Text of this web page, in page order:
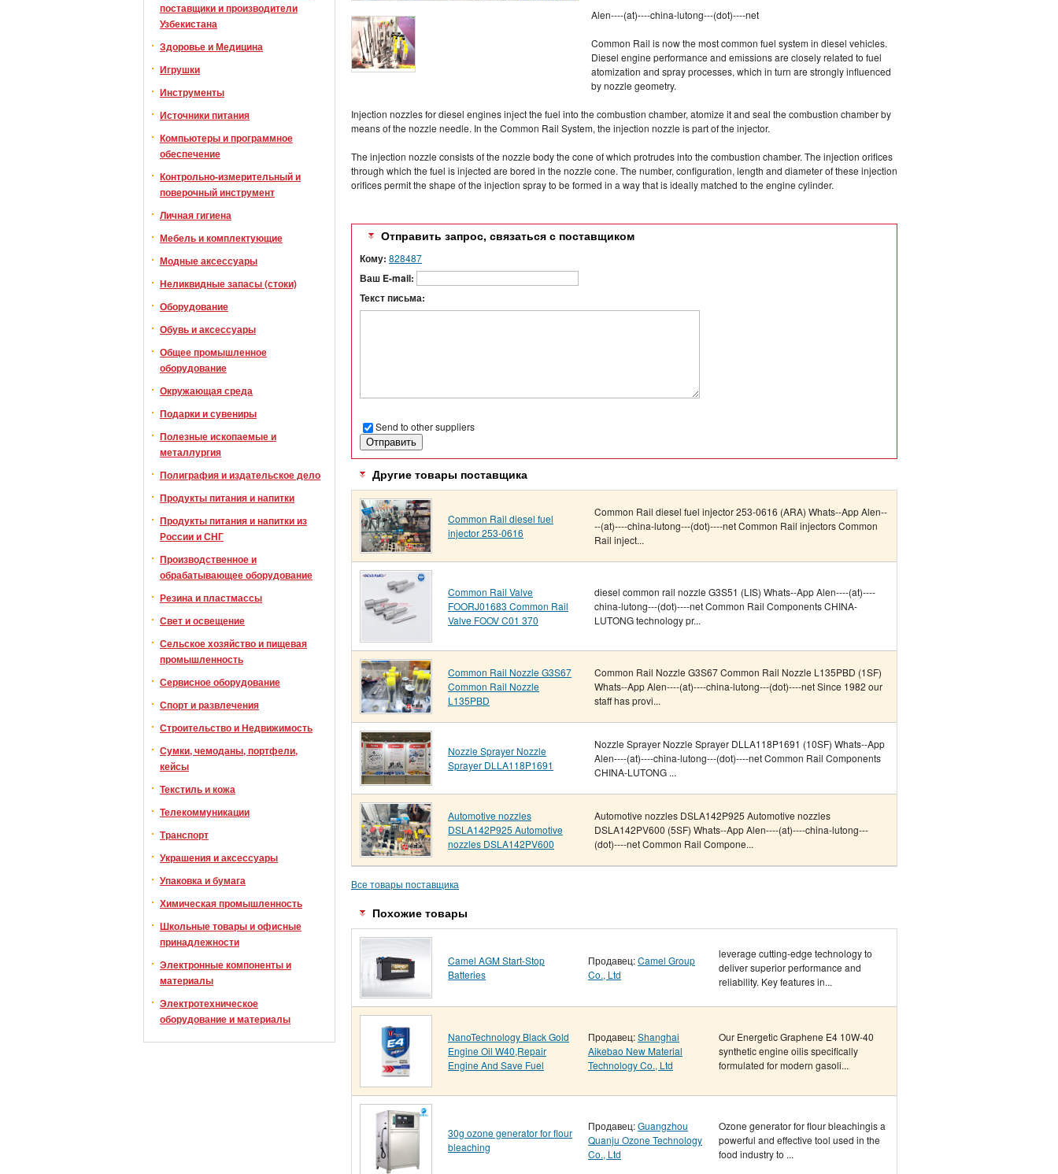
поставщики и производители
Узбекистана
Здоровье и Медицина
Игрушки
Инструменты
Источники питания
Компьютеры и программное
обеспечение
Контрольно-измерительный и
поверочный инструмент
Личная гигиена
Мебель и комплектующие
Модные аксессуары
Неликвидные запасы (стоки)
Оборудование
Обувь и аксессуары
Общее промышленное
оборудование
Окружающая среда
Подарки и сувениры
Полезные ископаемые и
металлургия
Полиграфия и издательское дело
Продукты питания и напитки
Продукты питания и напитки из
России и СНГ
Производственное и
обрабатывающее оборудование
Резина и пластмассы
Свет и освещение
Сельское хозяйство и пищевая
промышленность
Сервисное оборудование
Спорт и развлечения
Строительство и Недвижимость
Сумки, чемоданы, портфели,
кейсы
Текстиль и кожа
Телекоммуникации
Транспорт
Украшения и аксессуары
Упаковка и бумага
Химическая промышленность
Школьные товары и офисные
принадлежности
Электронные компоненты и
материалы
Электротехническое
оборудование и материалы
Alen----(at)----china-lutong---(dot)----net
Common Rail is now the most common fuel system in diesel vehicles.
Diesel engine performance and emissions are closely related to fuel
atomization and spray processes, which in turn are strongly influenced
by nozzle geometry.
Injection nozzles for diesel engines inject the fuel into the combustion chamber, atomize it and seal the combustion chamber by
means of the nozzle needle. In the Common Rail System, the injection nozzle is part of the injector.
The injection nozzle consists of the nozzle body the cone of which protrudes into the combustion chamber. The injection orifices
through which the fuel is injected are bored in the nozzle cone. The number, configuration, length and diameter of these injection
orifices permit the shape of the injection spray to be formed in a way that is ideally matched to the engine cylinder.
Отправить запрос, связаться с поставщиком
Кому: 828487
Ваш E-mail:
Текст письма:
Send to other suppliers
Другие товары поставщика
Common Rail diesel fuel
injector 253-0616
Common Rail diesel fuel injector 253-0616 (ARA) Whats--App Alen--
--(at)----china-lutong---(dot)----net Common Rail injectors Common
Rail inject...
Common Rail Valve
FOORJ01683 Common Rail
Valve FOOV C01 370
diesel common rail nozzle G3S51 (LIS) Whats--App Alen----(at)----
china-lutong---(dot)----net Common Rail Components CHINA-
LUTONG technology pr...
Common Rail Nozzle G3S67
Common Rail Nozzle
L135PBD
Common Rail Nozzle G3S67 Common Rail Nozzle L135PBD (1SF)
Whats--App Alen----(at)----china-lutong---(dot)----net Since 1982 our
staff has provi...
Nozzle Sprayer Nozzle
Sprayer DLLA118P1691
Nozzle Sprayer Nozzle Sprayer DLLA118P1691 (10SF) Whats--App
Alen----(at)----china-lutong---(dot)----net Common Rail Components
CHINA-LUTONG ...
Automotive nozzles
DSLA142P925 Automotive
nozzles DSLA142PV600
Automotive nozzles DSLA142P925 Automotive nozzles
DSLA142PV600 (5SF) Whats--App Alen----(at)----china-lutong---
(dot)----net Common Rail Compone...
Все товары поставщика
Похожие товары
Camel AGM Start-Stop
Batteries
Продавец:Camel Group
Co., Ltd
leverage cutting-edge technology to
deliver superior performance and
reliability. Key features in...
NanoTechnology Black Gold
Engine Oil W40,Repair
Engine And Save Fuel
Продавец:Shanghai
Aikebao New Material
Technology Co., Ltd
Our Energetic Graphene E4 10W-40
synthetic engine oilis specifically
formulated for modern gasoli...
30g ozone generator for flour
bleaching
Продавец:Guangzhou
Quanju Ozone Technology
Co., Ltd
Ozone generator for flour bleachingis a
powerful and effective tool used in the
food industry to ...